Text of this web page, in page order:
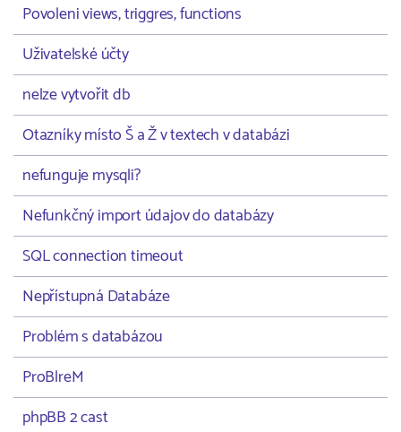
Povoleni views, triggres, functions
Uživatelské účty
nelze vytvořit db
Otazníky místo Š a Ž v textech v databázi
nefunguje mysqli?
Nefunkčný import údajov do databázy
SQL connection timeout
Nepřístupná Databáze
Problém s databázou
ProBlreM
phpBB 2 cast